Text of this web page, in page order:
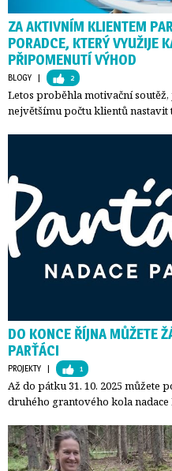
ZA AKTIVNÍM KLIENTEM
PORADCE, KTERÝ VYUŽIJE
PŘIPOMENUTÍ VÝHOD
BLOGY | 2
Letos proběhla motivační
největšímu počtu klientů nastavit
DO KONCE ŘÍJNA MŮŽETE
PARŤÁCI
PROJEKTY | 1
Až do pátku 31. 10. 2025 můžete
druhého grantového kola